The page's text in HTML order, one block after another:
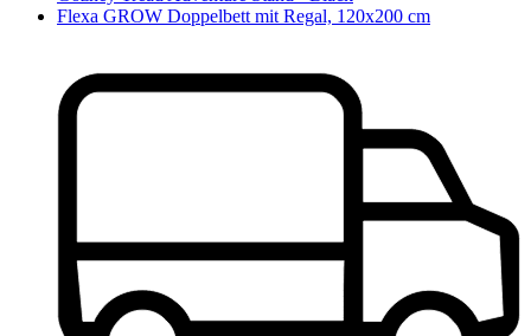
Flexa GROW Doppelbett mit Regal, 120x200 cm